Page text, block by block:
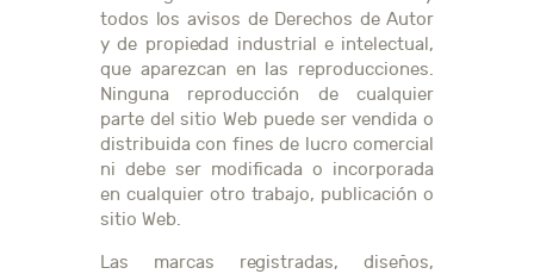
todos los avisos de Derechos de Autor
y de propiedad industrial e intelectual,
que aparezcan en las reproducciones.
Ninguna reproducción de cualquier
parte del sitio Web puede ser vendida o
distribuida con fines de lucro comercial
ni debe ser modificada o incorporada
en cualquier otro trabajo, publicación o
sitio Web.
Las marcas registradas, diseños,